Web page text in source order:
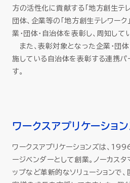
方の活性化に貢献する「地方創生テ
団体、企業等の「地方創生テレワー
業・団体・自治体を表彰し、周知して
また、表彰対象となった企業・団
施している自治体を表彰する連携パ
す。
ワークスアプリケーショ
ワークスアプリケーションズは、
ージベンダーとして創業。ノーカス
ップなど革新的なソリューションで